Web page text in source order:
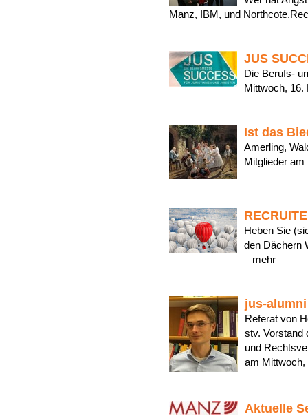
Manz, IBM, und
JUS
Die Berufs-
Mittwoch,
Ist das
Amerling,
Mitglieder
Heben Sie
den Dächern
mehr
jus-
Referat von
stv. Vorstand
und
am
Aktuelle